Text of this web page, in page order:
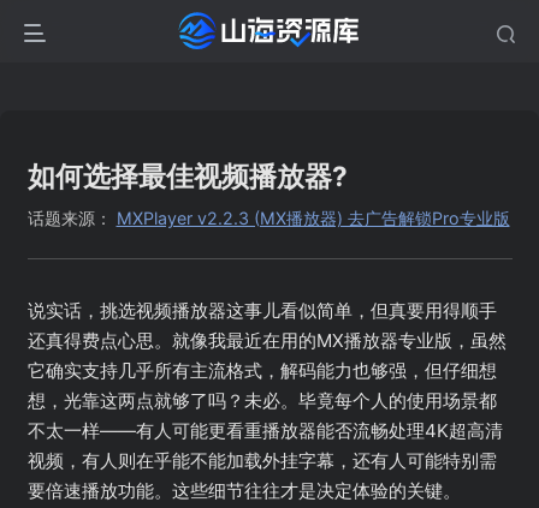
如何选择最佳视频播放器?
话题来源： MXPlayer v2.2.3 (MX播放器) 去广告解锁Pro专业版
说实话，挑选视频播放器这事儿看似简单，但真要用得顺手
还真得费点心思。就像我最近在用的MX播放器专业版，虽然
它确实支持几乎所有主流格式，解码能力也够强，但仔细想
想，光靠这两点就够了吗？未必。毕竟每个人的使用场景都
不太一样——有人可能更看重播放器能否流畅处理4K超高清
视频，有人则在乎能不能加载外挂字幕，还有人可能特别需
要倍速播放功能。这些细节往往才是决定体验的关键。